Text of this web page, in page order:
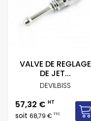
VALVE DE REGLAGE
DE JET...
DEVILBISS
Prix
57,32 € HT
soit 68,79 €TTC